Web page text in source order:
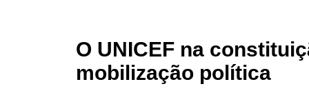
O UNICEF na
mobilização política